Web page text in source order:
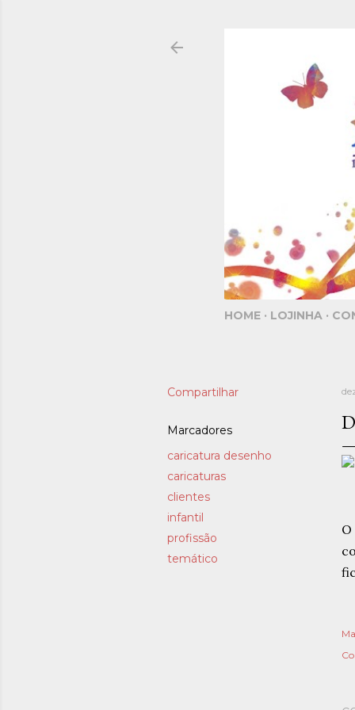
HOME LOJINHA
Compartilhar
Marcadores
caricatura desenho
caricaturas
clientes
infantil
profissão
temático